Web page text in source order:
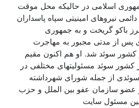
اسلامی در حاليکه محل موقت
نيروهای امينيتی سپاه پاسداران
باکو گريخت و به جمهوری
وی پس از مدتی مجبور به مهاجرت
کشور سوئد شد. او هم اکنون مقيم
سوئد مسئوليتهای مختلفی در
سوئدی از جمله شورای شهرداشته
عضو سازمان عفو بين الملل و حزب
مسئول سايت